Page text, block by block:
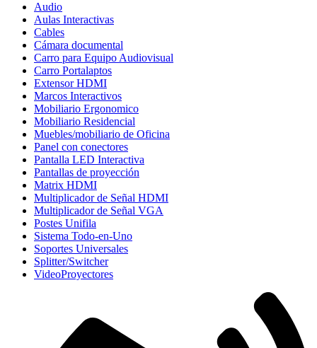
Audio
Aulas Interactivas
Cables
Cámara documental
Carro para Equipo Audiovisual
Carro Portalaptos
Extensor HDMI
Marcos Interactivos
Mobiliario Ergonomico
Mobiliario Residencial
Muebles/mobiliario de Oficina
Panel con conectores
Pantalla LED Interactiva
Pantallas de proyección
Matrix HDMI
Multiplicador de Señal HDMI
Multiplicador de Señal VGA
Postes Unifila
Sistema Todo-en-Uno
Soportes Universales
Splitter/Switcher
VideoProyectores